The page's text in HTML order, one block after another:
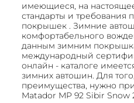
имеющиеся, на
стандарты и требования
покрышек . Зимние
комфортабельного
данным зимним
международный
онлайн - каталоге
зимних автошин. Для
преимущества, нужно
Matador MP 92 Sibir Snow